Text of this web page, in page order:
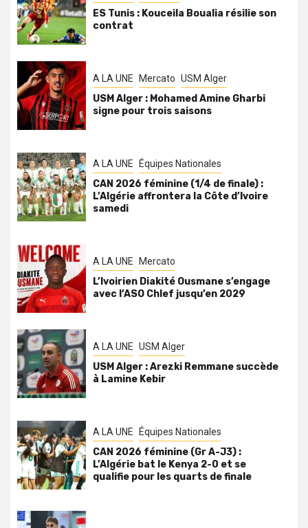
ES Tunis : Kouceila Boualia résilie son
contrat
A LA UNE Mercato USM Alger
USM Alger : Mohamed Amine Gharbi
signe pour trois saisons
A LA UNE Équipes Nationales
CAN 2026 féminine (1/4 de finale) :
L’Algérie affrontera la Côte d’Ivoire
samedi
A LA UNE Mercato
L’Ivoirien Diakité Ousmane s’engage
avec l’ASO Chlef jusqu’en 2029
A LA UNE USM Alger
USM Alger : Arezki Remmane succède
à Lamine Kebir
A LA UNE Équipes Nationales
CAN 2026 féminine (Gr A-J3) :
L’Algérie bat le Kenya 2-0 et se
qualifie pour les quarts de finale